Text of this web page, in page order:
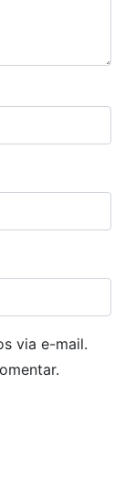
via e-mail.